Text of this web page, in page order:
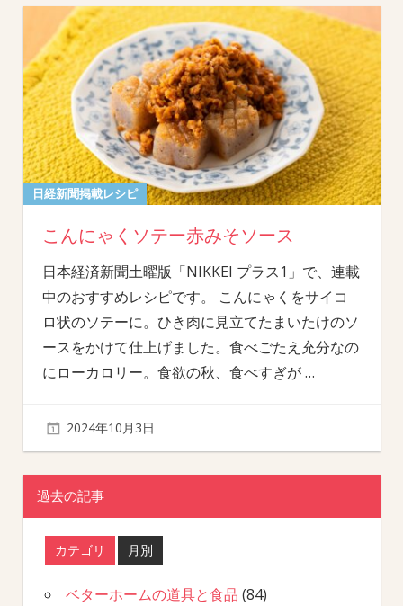
日経新聞掲載レシピ
こんにゃくソテー赤みそソース
日本経済新聞土曜版「NIKKEI プラス1」で、連載
中のおすすめレシピです。 こんにゃくをサイコ
ロ状のソテーに。ひき肉に見立てたまいたけのソ
ースをかけて仕上げました。食べごたえ充分なの
にローカロリー。食欲の秋、食べすぎが…
2024年10月3日
過去の記事
カテゴリ 月別
ベターホームの道具と食品 (84)